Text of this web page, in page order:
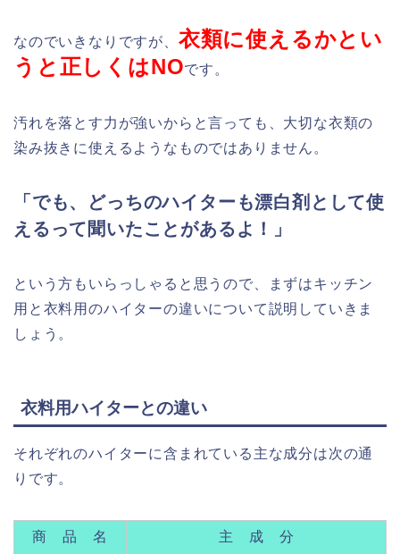
なのでいきなりですが、 衣類に使えるかとい
うと正しくはNOです。
汚れを落とす力が強いからと言っても、大切な衣類の
染み抜きに使えるようなものではありません。
「でも、どっちのハイターも漂白剤として使
えるって聞いたことがあるよ！」
という方もいらっしゃると思うので、まずはキッチン
用と衣料用のハイターの違いについて説明していきま
しょう。
衣料用ハイターとの違い
それぞれのハイターに含まれている主な成分は次の通
りです。
商 品 名 主 成 分